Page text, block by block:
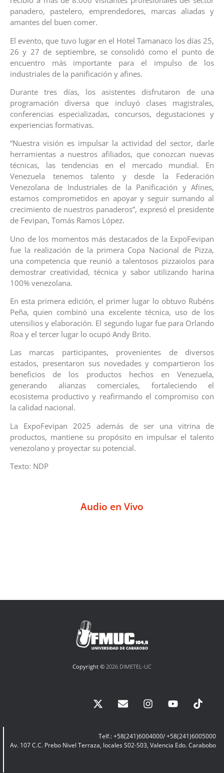
panadero, pastelero, emprendedores, marcas aliadas y
amantes del buen comer.
El evento, que tuvo lugar en el Hotel Tamanaco los días 25,
26 y 27 de septiembre, se consolidó como el punto de
encuentro más importante para el impulso de los
industriales de la panificación y afines.
Durante tres días, los asistentes disfrutaron de una
programación diversa que incluyó clases magistrales,
conferencias especializadas, concursos, degustaciones y
experiencias formativas.
“Nuestra visión es impulsar la actividad del sector, darle
herramientas a nuestros afiliados, que conozcan nuevas
técnicas, las tendencias en el mercado mundial. En
Venezuela tenemos talento y desde la Federación
Venezolana de Industriales de la Panificación y Afines,
estamos comprometidos en apoyar y seguir sumando al
crecimiento de nuestros panaderos”, expresó el presidente
de Fevipan, Tomás Ramos López.
Uno de los momentos más destacados de la ExpoFevipan
fue la realización de la primera Copa Nacional de Pizza,
una competencia que reunió a talentosos pizzaiolos para
demostrar creatividad, técnica y sabor utilizando harina
100% venezolana.
En esta primera edición, el primer lugar lo obtuvo Rubéns
Peña, quien combinó una excelente técnica, uso de los
utensilios y elaboración. El segundo lugar fue para Orlando
Roa y el tercer lugar lo ocupó Andy Brito.
Las marcas participantes, provenientes de diversos
estados, presentaron sus novedades y compartieron los
beneficios de los productos hechos en Venezuela,
generando alianzas comerciales, fortaleciendo el
ecosistema productivo y reafirmando el compromiso con
la calidad nacional.
La ExpoFevipan 2025 además de ser una vitrina de
productos, mantiene su propósito en impulsar el talento
venezolano y proyectar su potencial.
Texto: NDP
Audio en Vivo
Copyright © 2026 DIMETEL-UC
Telf.: +58(241)6004000/ +58(241)6005000
Av. 107 C.C. Prebo Nivel Terraza, locales S02-S03, Valencia Edo. Carabobo